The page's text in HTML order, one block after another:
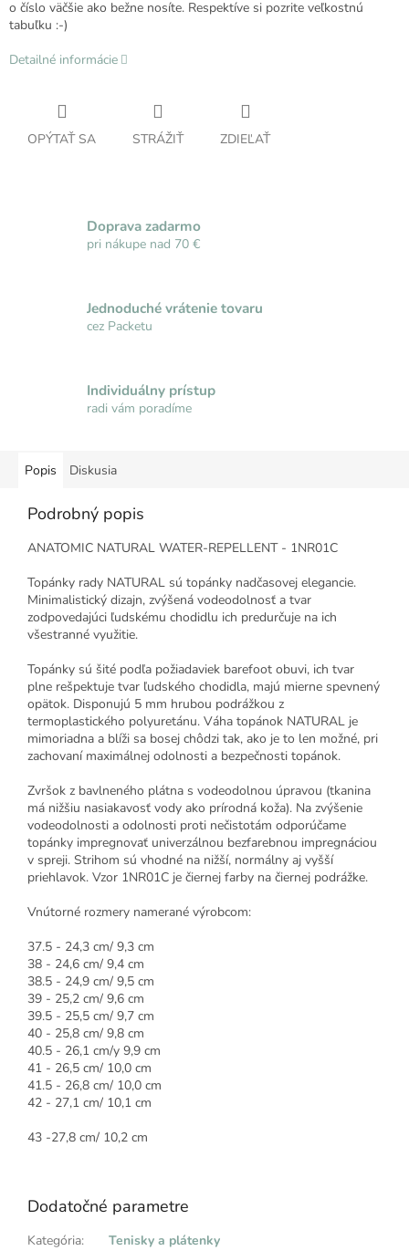
o číslo väčšie ako bežne nosíte. Respektíve si pozrite veľkostnú
tabuľku :-)
Detailné informácie
OPÝTAŤ SA STRÁŽIŤ ZDIEĽAŤ
Doprava zadarmo
pri nákupe nad 70 €
Jednoduché vrátenie tovaru
cez Packetu
Individuálny prístup
radi vám poradíme
Popis Diskusia
Podrobný popis
ANATOMIC NATURAL WATER-REPELLENT - 1NR01C
Topánky rady NATURAL sú topánky nadčasovej elegancie.
Minimalistický dizajn, zvýšená vodeodolnosť a tvar
zodpovedajúci ľudskému chodidlu ich predurčuje na ich
všestranné využitie.
Topánky sú šité podľa požiadaviek barefoot obuvi, ich tvar
plne rešpektuje tvar ľudského chodidla, majú mierne spevnený
opätok. Disponujú 5 mm hrubou podrážkou z
termoplastického polyuretánu. Váha topánok NATURAL je
mimoriadna a blíži sa bosej chôdzi tak, ako je to len možné, pri
zachovaní maximálnej odolnosti a bezpečnosti topánok.
Zvršok z bavlneného plátna s vodeodolnou úpravou (tkanina
má nižšiu nasiakavosť vody ako prírodná koža). Na zvýšenie
vodeodolnosti a odolnosti proti nečistotám odporúčame
topánky impregnovať univerzálnou bezfarebnou impregnáciou
v spreji. Strihom sú vhodné na nižší, normálny aj vyšší
priehlavok. Vzor 1NR01C je čiernej farby na čiernej podrážke.
Vnútorné rozmery namerané výrobcom:
37.5 - 24,3 cm/ 9,3 cm
38 - 24,6 cm/ 9,4 cm
38.5 - 24,9 cm/ 9,5 cm
39 - 25,2 cm/ 9,6 cm
39.5 - 25,5 cm/ 9,7 cm
40 - 25,8 cm/ 9,8 cm
40.5 - 26,1 cm/y 9,9 cm
41 - 26,5 cm/ 10,0 cm
41.5 - 26,8 cm/ 10,0 cm
42 - 27,1 cm/ 10,1 cm
43 -27,8 cm/ 10,2 cm
Dodatočné parametre
Kategória:
Tenisky a plátenky